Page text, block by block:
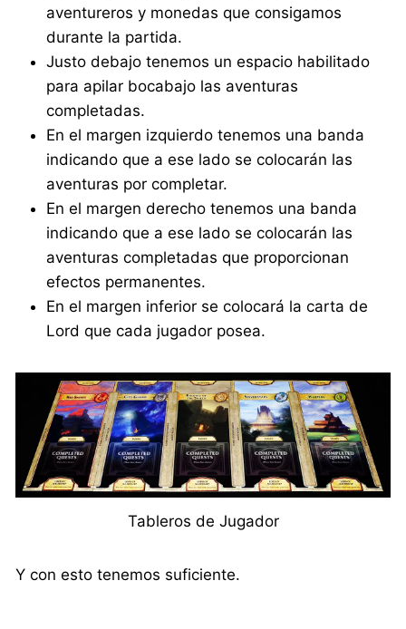
aventureros y monedas que consigamos
durante la partida.
Justo debajo tenemos un espacio habilitado
para apilar bocabajo las aventuras
completadas.
En el margen izquierdo tenemos una banda
indicando que a ese lado se colocarán las
aventuras por completar.
En el margen derecho tenemos una banda
indicando que a ese lado se colocarán las
aventuras completadas que proporcionan
efectos permanentes.
En el margen inferior se colocará la carta de
Lord que cada jugador posea.
Tableros de Jugador
Y con esto tenemos suficiente.